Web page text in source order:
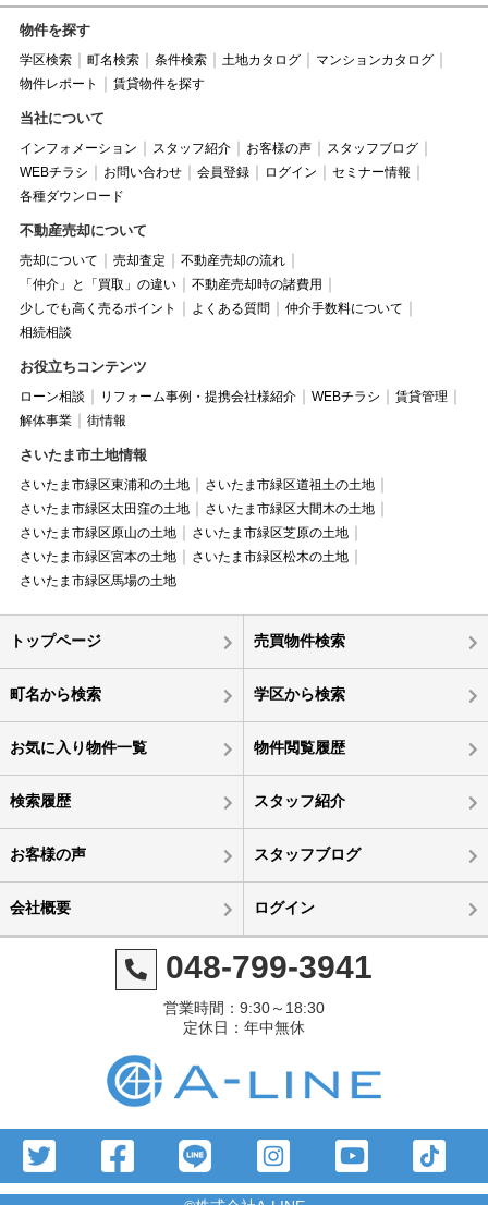
物件を探す
学区検索 町名検索 条件検索 土地カタログ
マンションカタログ
物件レポート
賃貸物件を探す
当社について
インフォメーション スタッフ紹介 お客様の声
スタッフブログ
WEBチラシ
お問い合わせ 会員登録 ログイン
セミナー情報
各種ダウンロード
不動産売却について
売却について 売却査定
不動産売却の流れ
「仲介」と「買取」の違い
不動産売却時の諸費用
少しでも高く売るポイント
よくある質問
仲介手数料について
相続相談
お役立ちコンテンツ
ローン相談 リフォーム事例・提携会社様紹介 WEBチラシ
賃貸管理
解体事業
街情報
さいたま市土地情報
さいたま市緑区東浦和の土地
さいたま市緑区道祖土の土地
さいたま市緑区太田窪の土地
さいたま市緑区大間木の土地
さいたま市緑区原山の土地
さいたま市緑区芝原の土地
さいたま市緑区宮本の土地
さいたま市緑区松木の土地
さいたま市緑区馬場の土地
トップページ 売買物件検索
町名から検索 学区から検索
お気に入り物件一覧 物件閲覧履歴
検索履歴 スタッフ紹介
お客様の声 スタッフブログ
会社概要 ログイン
048-799-3941
営業時間：9:30～18:30
定休日：年中無休